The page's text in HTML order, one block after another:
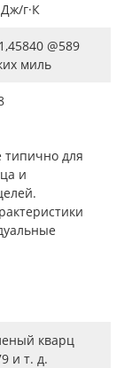
г·К
@589
миль
типично для
и
кварц
и т. д.